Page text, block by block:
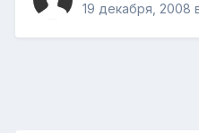
19 декабря, 2008